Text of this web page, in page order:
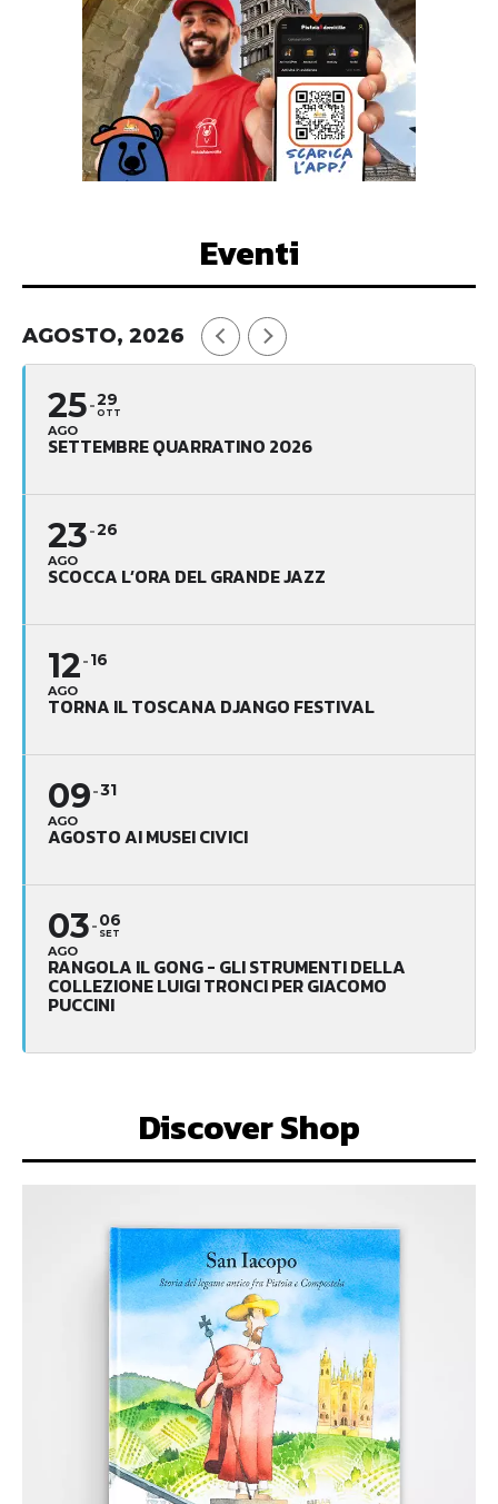
Eventi
AGOSTO, 2026
25
AGO
29
OTT
SETTEMBRE QUARRATINO 2026
23
AGO
26
SCOCCA L’ORA DEL GRANDE JAZZ
12
AGO
16
TORNA IL TOSCANA DJANGO FESTIVAL
09
AGO
31
AGOSTO AI MUSEI CIVICI
03
AGO
06
SET
RANGOLA IL GONG - GLI STRUMENTI DELLA
COLLEZIONE LUIGI TRONCI PER GIACOMO
PUCCINI
Discover Shop